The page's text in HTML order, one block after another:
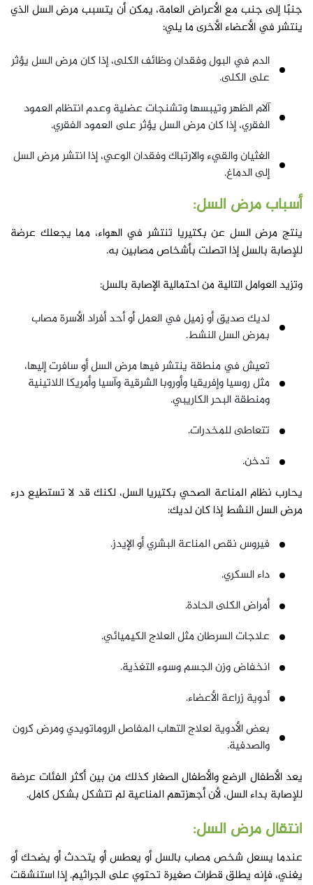
جنبًا إلى جنب مع الأعراض العامة، يمكن أن يتسبب مرض السل الذي
ينتشر في الأعضاء الأخرى ما يلي:
الدم في البول وفقدان وظائف الكلى، إذا كان مرض السل يؤثر
على الكلى.
آلام الظهر وتيبسها وتشنجات عضلية وعدم انتظام العمود
الفقري، إذا كان مرض السل يؤثر على العمود الفقري.
الغثيان والقيء والارتباك وفقدان الوعي، إذا انتشر مرض السل
إلى الدماغ.
أسباب مرض السل:
ينتج مرض السل عن بكتيريا تنتشر في الهواء، مما يجعلك عرضة
للإصابة بالسل إذا اتصلت بأشخاص مصابين به.
وتزيد العوامل التالية من احتمالية الإصابة بالسل:
لديك صديق أو زميل في العمل أو أحد أفراد الأسرة مصاب
بمرض السل النشط.
تعيش في منطقة ينتشر فيها مرض السل أو سافرت إليها،
مثل روسيا وإفريقيا وأوروبا الشرقية وآسيا وأمريكا اللاتينية
ومنطقة البحر الكاريبي.
تتعاطى للمخدرات.
تدخن.
يحارب نظام المناعة الصحي بكتيريا السل، لكنك قد لا تستطيع درء
مرض السل النشط إذا كان لديك:
فيروس نقص المناعة البشري أو الإيدز.
داء السكري.
أمراض الكلى الحادة.
علاجات السرطان مثل العلاج الكيميائي.
انخفاض وزن الجسم وسوء التغذية.
أدوية زراعة الأعضاء.
بعض الأدوية لعلاج التهاب المفاصل الروماتويدي ومرض كرون
والصدفية.
يعد الأطفال الرضع والأطفال الصغار كذلك من بين أكثر الفئات عرضة
للإصابة بداء السل، لأن أجهزتهم المناعية لم تتشكل بشكل كامل.
انتقال مرض السل:
عندما يسعل شخص مصاب بالسل أو يعطس أو يتحدث أو يضحك أو
يغني، فإنه يطلق قطرات صغيرة تحتوي على الجراثيم. إذا استنشقت